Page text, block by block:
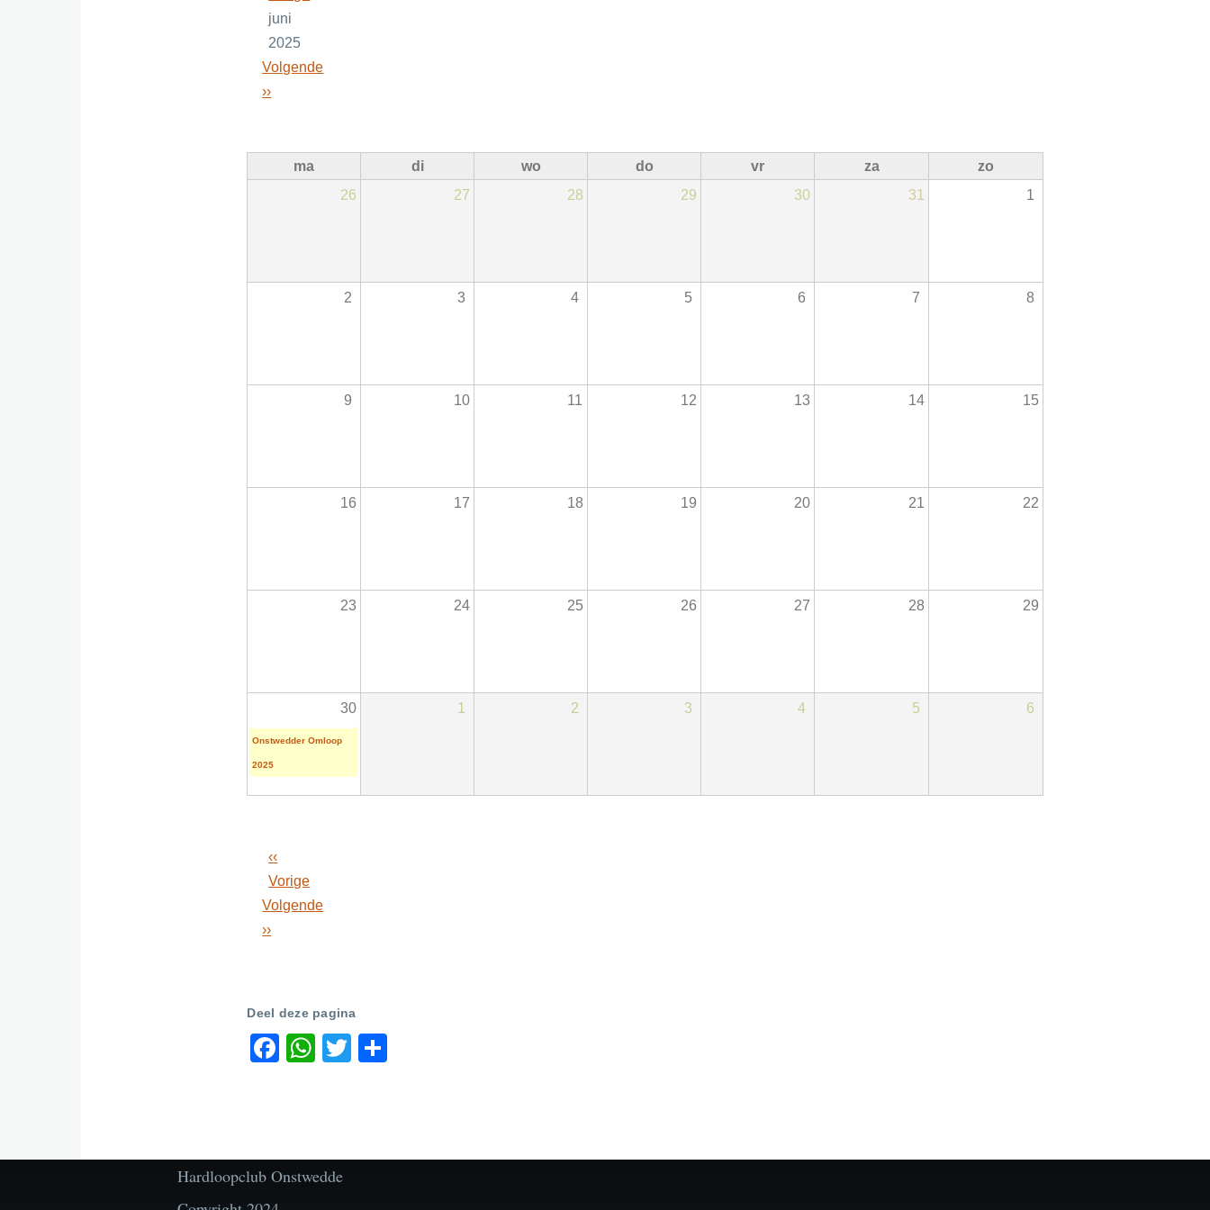
juni
2025
Volgende
››
ma di wo do vr za
zo
26
27 28 29 30 31 1
2 3 4 5 6 7 8
9 10 11 12 13 14 15
16 17 18 19 20 21 22
23 24 25 26 27 28 29
30 1 2 3 4 5 6
Onstwedder Omloop
2025
Paginering
‹‹
Vorige
Volgende
››
Deel deze pagina
Facebook
WhatsApp
Twitter
Hardloopclub Onstwedde